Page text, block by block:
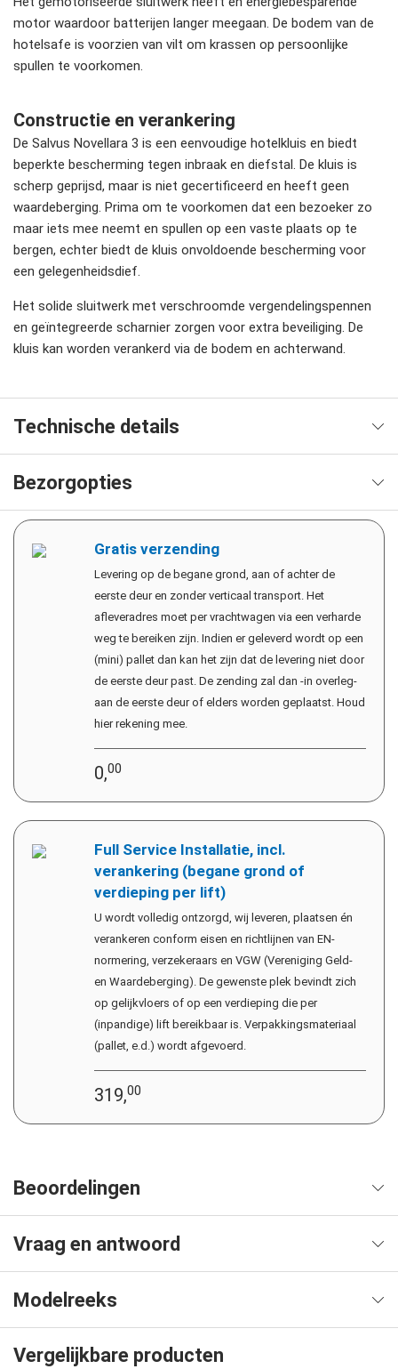
motor waardoor batterijen langer meegaan. De bodem van de
hotelsafe is voorzien van vilt om krassen op persoonlijke
spullen te voorkomen.
Constructie en verankering
De Salvus Novellara 3 is een eenvoudige hotelkluis en biedt
beperkte bescherming tegen inbraak en diefstal. De kluis is
scherp geprijsd, maar is niet gecertificeerd en heeft geen
waardeberging. Prima om te voorkomen dat een bezoeker zo
maar iets mee neemt en spullen op een vaste plaats op te
bergen, echter biedt de kluis onvoldoende bescherming voor
een gelegenheidsdief.
Het solide sluitwerk met verschroomde vergendelingspennen
en geïntegreerde scharnier zorgen voor extra beveiliging. De
kluis kan worden verankerd via de bodem en achterwand.
Technische details
Bezorgopties
Gratis verzending
Levering op de begane grond, aan of achter de
eerste deur en zonder verticaal transport. Het
afleveradres moet per vrachtwagen via een verharde
weg te bereiken zijn. Indien er geleverd wordt op een
(mini) pallet dan kan het zijn dat de levering niet door
de eerste deur past. De zending zal dan -in overleg-
aan de eerste deur of elders worden geplaatst. Houd
hier rekening mee.
0,00
Full Service Installatie, incl.
verankering (begane grond of
verdieping per lift)
U wordt volledig ontzorgd, wij leveren, plaatsen én
verankeren conform eisen en richtlijnen van EN-
normering, verzekeraars en VGW (Vereniging Geld-
en Waardeberging). De gewenste plek bevindt zich
op gelijkvloers of op een verdieping die per
(inpandige) lift bereikbaar is. Verpakkingsmateriaal
(pallet, e.d.) wordt afgevoerd.
319,00
Beoordelingen
Vraag en antwoord
Modelreeks
Vergelijkbare producten